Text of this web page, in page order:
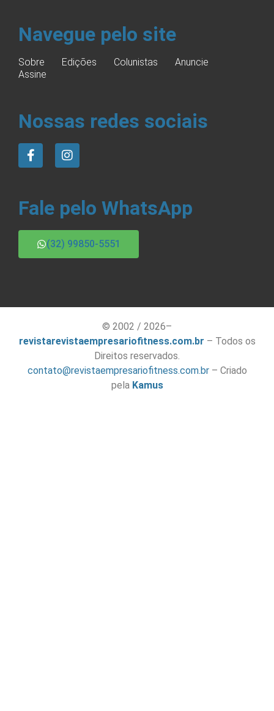
Navegue pelo site
Sobre Edições Colunistas
Anuncie
Assine
Nossas redes sociais
Fale pelo WhatsApp
(32) 99850-5551
© 2002 / 2026–
revistarevistaempresariofitness.com.br – Todos os
Direitos reservados.
contato@revistaempresariofitness.com.br– Criado
pela Kamus